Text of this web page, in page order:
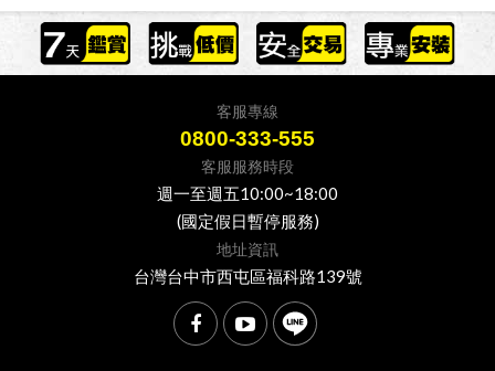
客服專線
0800-333-555
客服服務時段
週一至週五10:00~18:00
(國定假日暫停服務)
地址資訊
台灣台中市西屯區福科路139號